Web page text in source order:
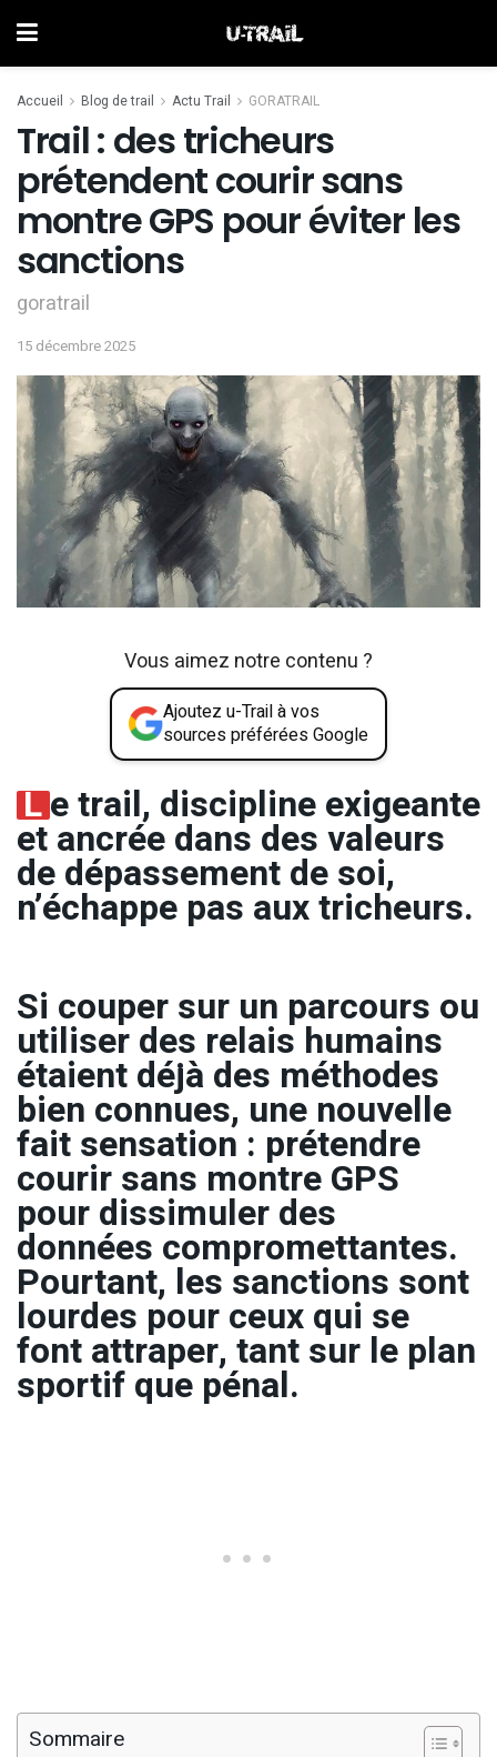
Accueil Blog de trail Actu Trail GORATRAIL
Trail : des tricheurs
prétendent courir sans
montre GPS pour éviter les
sanctions
goratrail
15 décembre 2025
Vous aimez notre contenu ?
Ajoutez u-Trail à vos
sources préférées Google
Le trail, discipline exigeante
et ancrée dans des valeurs
de dépassement de soi,
n’échappe pas aux tricheurs.
Si couper sur un parcours ou
utiliser des relais humains
étaient déjà des méthodes
bien connues, une nouvelle
fait sensation : prétendre
courir sans montre GPS
pour dissimuler des
données compromettantes.
Pourtant, les sanctions sont
lourdes pour ceux qui se
font attraper, tant sur le plan
sportif que pénal.
Sommaire